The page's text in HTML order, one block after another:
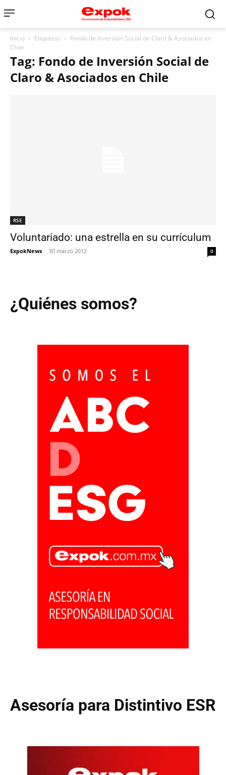
Inicio Etiquetas
Fondo de Inversión Social de Claro & Asociados en
Chile
Tag: Fondo de Inversión Social de
Claro & Asociados en Chile
RSE
Voluntariado: una estrella en su currículum
ExpokNews - 30 marzo 2012 0
¿Quiénes somos?
Asesoría para Distintivo ESR